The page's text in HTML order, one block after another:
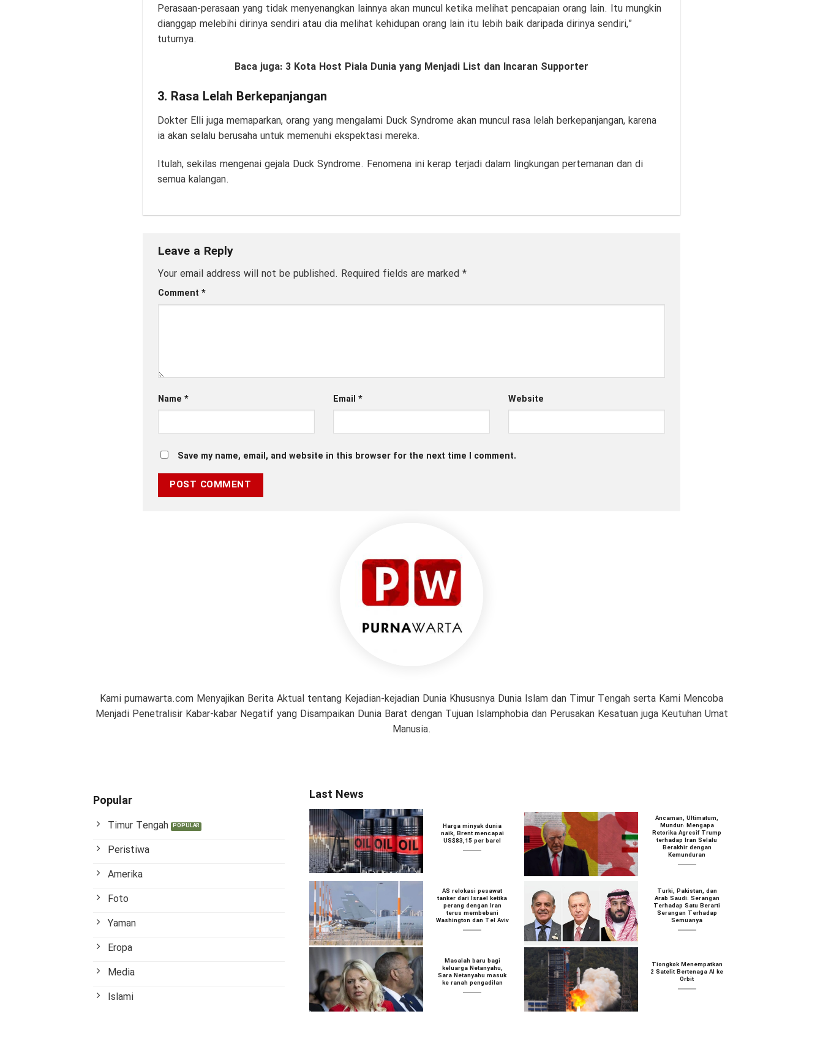
Perasaan-perasaan yang tidak menyenangkan lainnya akan muncul ketika melihat pencapaian orang lain. Itu mungkin
dianggap melebihi dirinya sendiri atau dia melihat kehidupan orang lain itu lebih baik daripada dirinya sendiri,”
tuturnya.
Baca juga: 3 Kota Host Piala Dunia yang Menjadi List dan Incaran Supporter
3. Rasa Lelah Berkepanjangan
Dokter Elli juga memaparkan, orang yang mengalami Duck Syndrome akan muncul rasa lelah berkepanjangan, karena
ia akan selalu berusaha untuk memenuhi ekspektasi mereka.
Itulah, sekilas mengenai gejala Duck Syndrome. Fenomena ini kerap terjadi dalam lingkungan pertemanan dan di
semua kalangan.
Leave a Reply
Your email address will not be published. Required fields are marked *
Comment *
Name * Email * Website
Save my name, email, and website in this browser for the next time I comment.
Kami purnawarta.com Menyajikan Berita Aktual tentang Kejadian-kejadian Dunia Khususnya Dunia Islam dan Timur Tengah serta Kami Mencoba
Menjadi Penetralisir Kabar-kabar Negatif yang Disampaikan Dunia Barat dengan Tujuan Islamphobia dan Perusakan Kesatuan juga Keutuhan Umat
Manusia.
Popular
Timur Tengah
Peristiwa
Amerika
Foto
Yaman
Eropa
Media
Islami
Last News
Harga minyak dunia
naik, Brent mencapai
US$83,15 per barel
Ancaman, Ultimatum,
Mundur: Mengapa
Retorika Agresif Trump
terhadap Iran Selalu
Berakhir dengan
Kemunduran
AS relokasi pesawat
tanker dari Israel ketika
perang dengan Iran
terus membebani
Washington dan Tel Aviv
Turki, Pakistan, dan
Arab Saudi: Serangan
Terhadap Satu Berarti
Serangan Terhadap
Semuanya
Masalah baru bagi
keluarga Netanyahu,
Sara Netanyahu masuk
ke ranah pengadilan
Tiongkok Menempatkan
2 Satelit Bertenaga AI ke
Orbit